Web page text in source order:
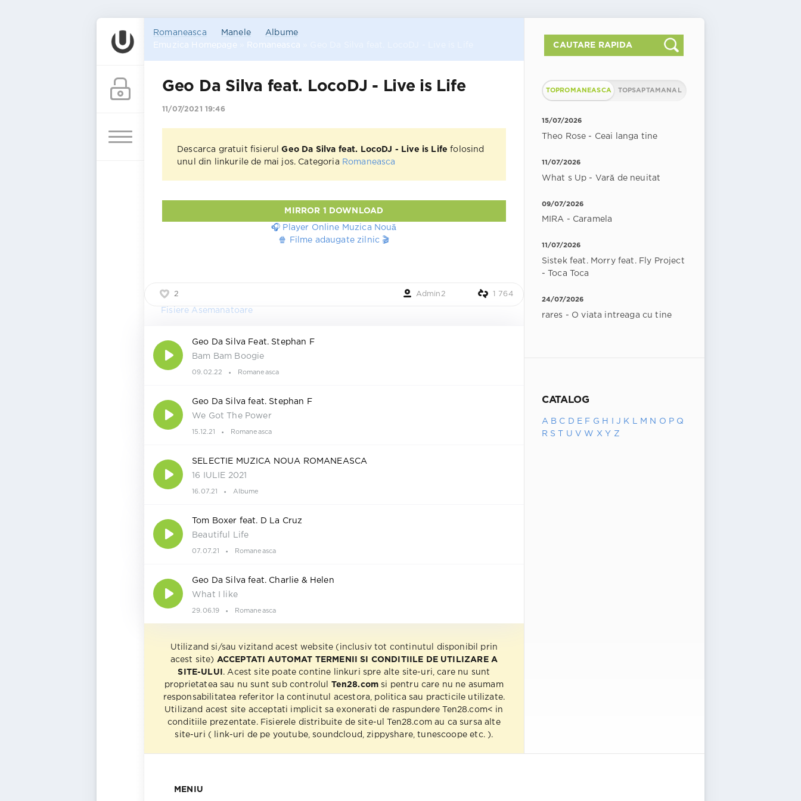
Romaneasca Manele
Albume
Emuzica Homepage
Romaneasca
Geo Da Silva feat. LocoDJ - Live is Life
11/07/2021 19:46
Descarca gratuit fisierulGeo Da Silva feat. LocoDJ - Live is Life folosind
unul din linkurile de mai jos. Categoria Romaneasca
MIRROR 1 DOWNLOAD
🎧 Player Online Muzica Nouă
🍿 Filme adaugate zilnic 🎬
2 Admin2 1 764
Fisiere Asemanatoare
Geo Da Silva Feat. Stephan F
Bam Bam Boogie
09.02.22 Romaneasca
Geo Da Silva feat. Stephan F
We Got The Power
15.12.21 Romaneasca
SELECTIE MUZICA NOUA ROMANEASCA
16 IULIE 2021
16.07.21 Albume
Tom Boxer feat. D La Cruz
Beautiful Life
07.07.21 Romaneasca
Geo Da Silva feat. Charlie & Helen
What I like
29.06.19 Romaneasca
Utilizand si/sau vizitand acest website (inclusiv tot continutul disponibil prin
acest site) ACCEPTATI AUTOMAT TERMENII SI CONDITIILE DE UTILIZARE A
SITE-ULUI . Acest site poate contine linkuri spre alte site-uri, care nu sunt
proprietatea sau nu sunt sub controlul
Ten28.com si pentru care nu ne asumam
responsabilitatea referitor la continutul acestora, politica sau practicile utilizate.
Utilizand acest site acceptati implicit sa exonerati de raspundere Ten28.com< in
conditiile prezentate. Fisierele distribuite de site-ul Ten28.com au ca sursa alte
site-uri ( link-uri de pe youtube, soundcloud, zippyshare, tunescoope etc. ).
TOPROMANEASCA TOPSAPTAMANAL
15/07/2026
Theo Rose - Ceai langa tine
11/07/2026
What s Up - Vară de neuitat
09/07/2026
MIRA - Caramela
11/07/2026
Sistek feat. Morry feat. Fly Project
- Toca Toca
24/07/2026
rares - O viata intreaga cu tine
CATALOG
A B C D E F G H J K M N O P Q
R S U V W X Y Z
MENIU